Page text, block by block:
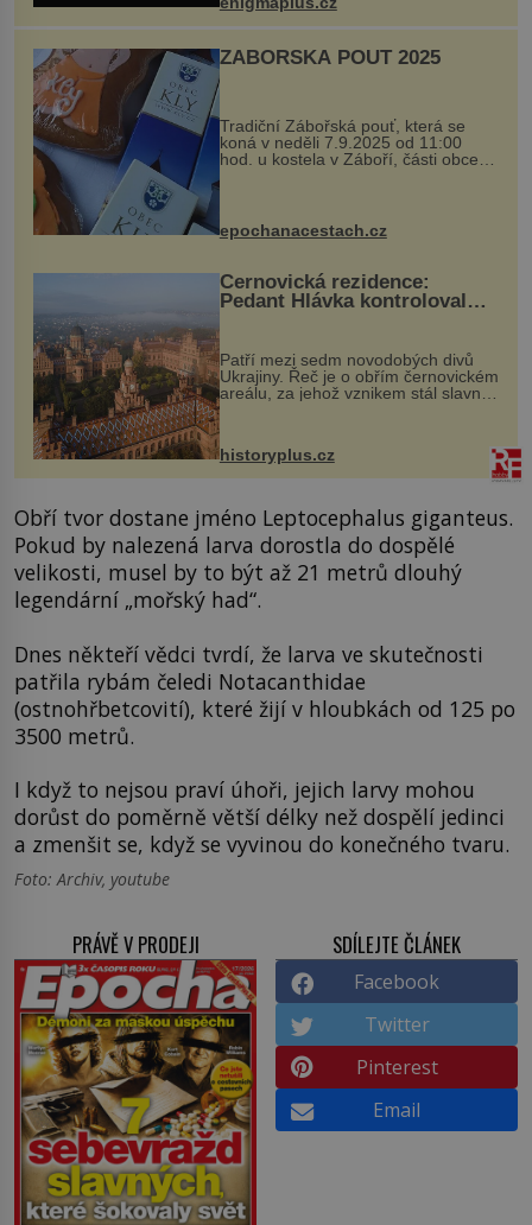
...
ZÁBOŘSKÁ POUŤ 2025
Tradiční Zábořská pouť, která se
koná v neděli 7.9.2025 od 11:00
hod. u kostela v Záboří, části obce
Kly u Mělníka. V programu naleznete
komentovanou prohlídku kostela,
epochanacestach.cz
Černovická rezidence:
Pedant Hlávka kontroloval
Patří mezi sedm novodobých divů
Ukrajiny. Řeč je o obřím černovickém
areálu, za jehož vznikem stál slavný
český architekt Josef Hlávka. Ten si
na něm dal mimořádně záležet. Jeho
historyplus.cz
Obří tvor dostane jméno Leptocephalus giganteus.
Pokud by nalezená larva dorostla do dospělé
velikosti, musel by to být až 21 metrů dlouhý
legendární „mořský had“.
Dnes někteří vědci tvrdí, že larva ve skutečnosti
patřila rybám čeledi Notacanthidae
(ostnohřbetcovití), které žijí v hloubkách od 125 po
3500 metrů.
I když to nejsou praví úhoři, jejich larvy mohou
dorůst do poměrně větší délky než dospělí jedinci
a zmenšit se, když se vyvinou do konečného tvaru.
Foto: Archiv, youtube
PRÁVĚ V PRODEJI SDÍLEJTE ČLÁNEK
Facebook
Twitter
Pinterest
Email